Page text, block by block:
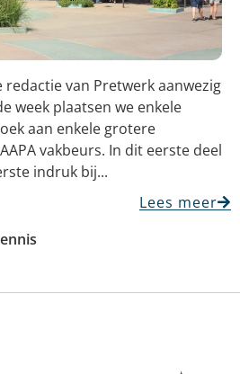
redactie van Pretwerk aanwezig
week plaatsen we enkele
aan enkele grotere
vakbeurs. In dit eerste deel
indruk bij...
Lees meer